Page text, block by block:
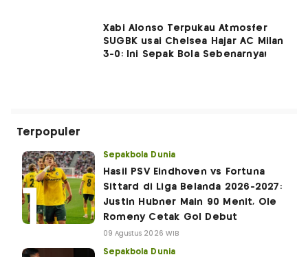
Xabi Alonso Terpukau Atmosfer
SUGBK usai Chelsea Hajar AC Milan
3-0: Ini Sepak Bola Sebenarnya!
Terpopuler
Sepakbola Dunia
Hasil PSV Eindhoven vs Fortuna
Sittard di Liga Belanda 2026-2027:
Justin Hubner Main 90 Menit, Ole
Romeny Cetak Gol Debut
09 Agustus 2026 WIB
Sepakbola Dunia